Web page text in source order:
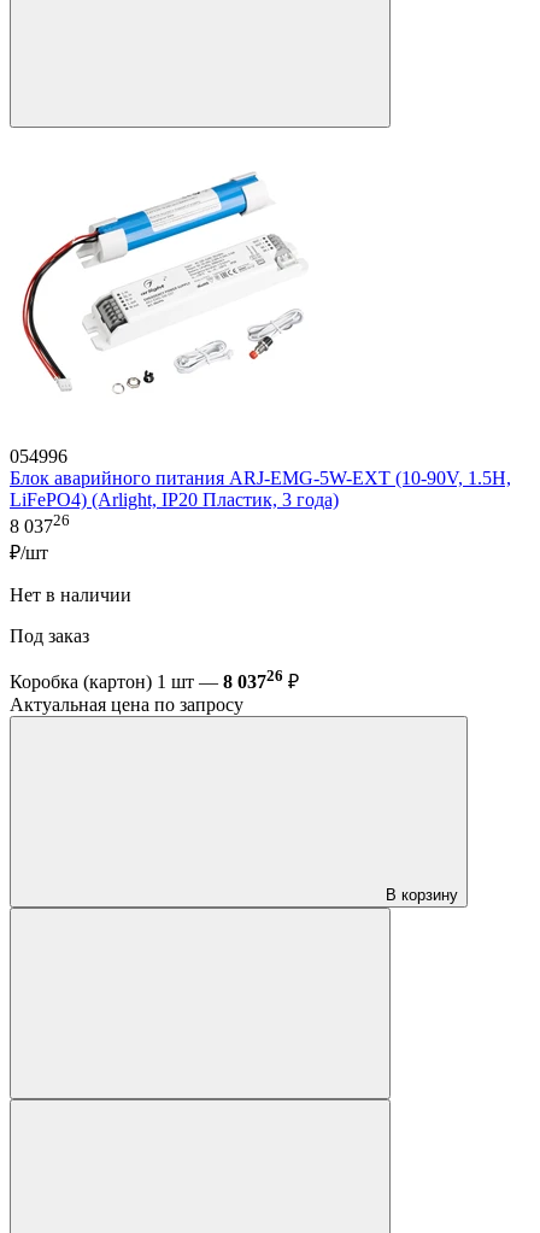
054996
Блок аварийного питания ARJ-EMG-5W-EXT (10-90V, 1.5H,
LiFePO4) (Arlight, IP20 Пластик, 3 года)
8 03726
₽/шт
Нет в наличии
Под заказ
Коробка (картон) 1 шт — 8 03726 ₽
Актуальная цена по запросу
В корзину